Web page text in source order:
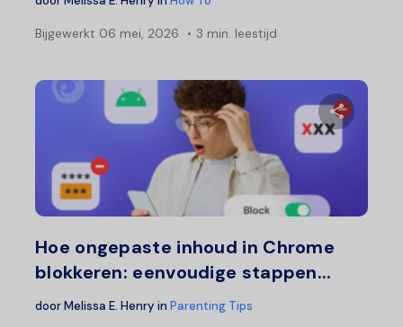
Bijgewerkt 06 mei, 2026 3 min. leestijd
Hoe ongepaste inhoud in Chrome
blokkeren: eenvoudige stappen...
doorMelissa E. Henry in Parenting Tips